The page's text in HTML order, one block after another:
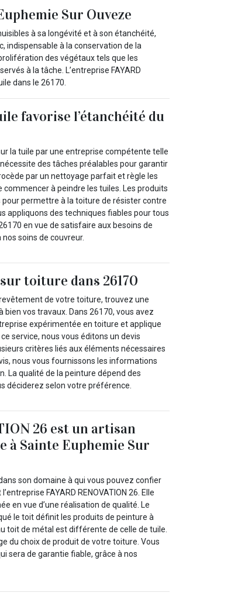
Sur Ouveze
à sa longévité et à son étanchéité,
indispensable à la conservation de la
des végétaux tels que les
à la tâche. L’entreprise FAYARD
dans le 26170.
favorise l’étanchéité du
la tuile par une entreprise compétente telle
nécessite des tâches préalables pour garantir
par un nettoyage parfait et règle les
à peindre les tuiles. Les produits
permettre à la toiture de résister contre
appliquons des techniques fiables pour tous
en vue de satisfaire aux besoins de
soins de couvreur.
toiture dans 26170
de votre toiture, trouvez une
vos travaux. Dans 26170, vous avez
expérimentée en toiture et applique
service, nous vous éditons un devis
critères liés aux éléments nécessaires
nous vous fournissons les informations
La qualité de la peinture dépend des
déciderez selon votre préférence.
26 est un artisan
Sainte Euphemie Sur
son domaine à qui vous pouvez confier
FAYARD RENOVATION 26. Elle
en vue d’une réalisation de qualité. Le
le toit définit les produits de peinture à
toit de métal est différente de celle de tuile.
du choix de produit de votre toiture. Vous
sera de garantie fiable, grâce à nos